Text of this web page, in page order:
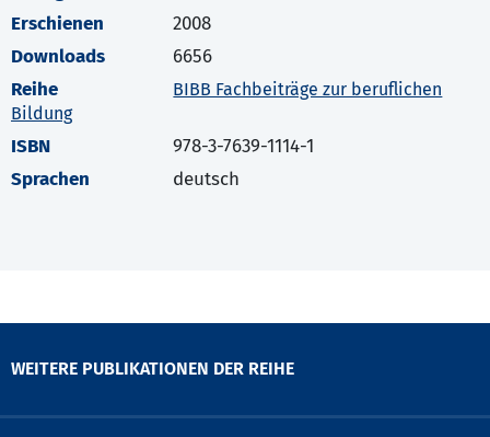
Erschienen
2008
Downloads
6656
Reihe
BIBB Fachbeiträge zur beruflichen
Bildung
ISBN
978-3-7639-1114-1
Sprachen
deutsch
WEITERE PUBLIKATIONEN DER REIHE